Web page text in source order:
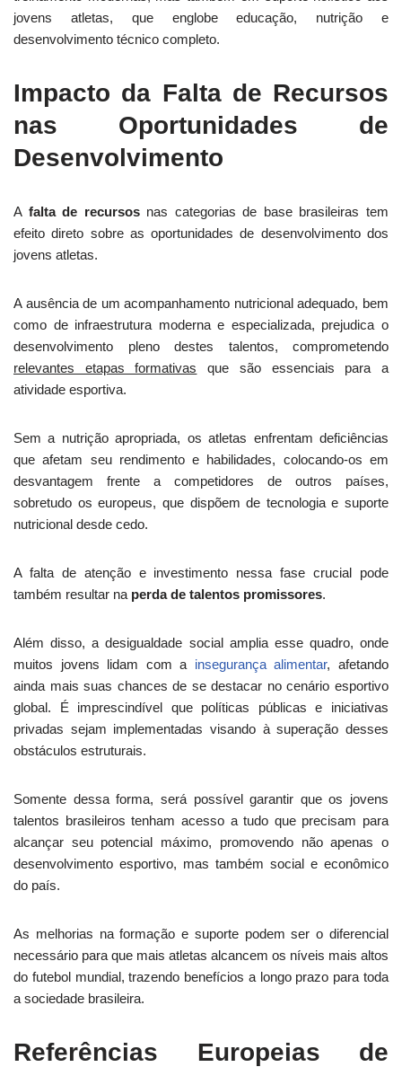
jovens atletas, que englobe educação, nutrição e
desenvolvimento técnico completo.
Impacto da Falta de Recursos
nas Oportunidades de
Desenvolvimento
A falta de recursosnas categorias de base brasileiras tem
efeito direto sobre as oportunidades de desenvolvimento dos
jovens atletas.
A ausência de um acompanhamento nutricional adequado, bem
como de infraestrutura moderna e especializada, prejudica o
desenvolvimento pleno destes talentos, comprometendo
relevantes etapas formativas que são essenciais para a
atividade esportiva.
Sem a nutrição apropriada, os atletas enfrentam deficiências
que afetam seu rendimento e habilidades, colocando-os em
desvantagem frente a competidores de outros países,
sobretudo os europeus, que dispõem de tecnologia e suporte
nutricional desde cedo.
A falta de atenção e investimento nessa fase crucial pode
também resultar na perda de talentos promissores.
Além disso, a desigualdade social amplia esse quadro, onde
muitos jovens lidam com a insegurança alimentar, afetando
ainda mais suas chances de se destacar no cenário esportivo
global. É imprescindível que políticas públicas e iniciativas
privadas sejam implementadas visando à superação desses
obstáculos estruturais.
Somente dessa forma, será possível garantir que os jovens
talentos brasileiros tenham acesso a tudo que precisam para
alcançar seu potencial máximo, promovendo não apenas o
desenvolvimento esportivo, mas também social e econômico
do país.
As melhorias na formação e suporte podem ser o diferencial
necessário para que mais atletas alcancem os níveis mais altos
do futebol mundial, trazendo benefícios a longo prazo para toda
a sociedade brasileira.
Referências Europeias de